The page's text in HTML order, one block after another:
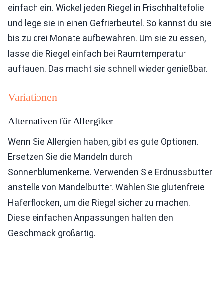
einfach ein. Wickel jeden Riegel in Frischhaltefolie
und lege sie in einen Gefrierbeutel. So kannst du sie
bis zu drei Monate aufbewahren. Um sie zu essen,
lasse die Riegel einfach bei Raumtemperatur
auftauen. Das macht sie schnell wieder genießbar.
Variationen
Alternativen für Allergiker
Wenn Sie Allergien haben, gibt es gute Optionen.
Ersetzen Sie die Mandeln durch
Sonnenblumenkerne. Verwenden Sie Erdnussbutter
anstelle von Mandelbutter. Wählen Sie glutenfreie
Haferflocken, um die Riegel sicher zu machen.
Diese einfachen Anpassungen halten den
Geschmack großartig.